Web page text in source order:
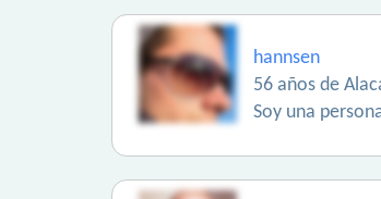
hannsen
56 años de
Soy una